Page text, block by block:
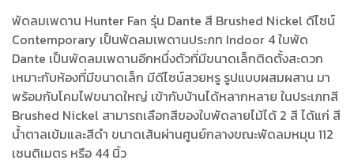
พัดลมเพดาน Hunter Fan รุ่น Dante สี Brushed Nickel ดีไซน์
Contemporary เป็นพัดลมเพดานประภท Indoor 4 ใบพัด
Dante เป็นพัดลมเพดานอีกหนึ่งตัวที่มีขนาดเล็กติดตั้งสะดวก
เหมาะกับห้องที่มีขนาดเล็ก มีดีไซน์สวยหรู รูปแบบผสมผสาน มา
พร้อมกับโคมไฟขนาดใหญ่ เข้ากับบ้านได้หลากหลาย ในประเภทสี
Brushed Nickel สามารถเลือกสีของใบพัดลายไม้ได้ 2 สี ได้แก่ สี
น้ำตาลเข้มและสีดำ ขนาดเส้นผ่านศูนย์กลางขณะพัดลมหมุน 112
เซนติเมตร หรือ 44 นิ้ว